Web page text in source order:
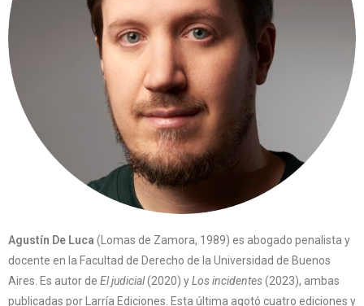
Agustín De Luca (Lomas de Zamora, 1989) es abogado penalista y
docente en la Facultad de Derecho de la Universidad de Buenos
Aires. Es autor de El judicial(2020) yLos incidentes(2023), ambas
publicadas por Larría Ediciones. Esta última agotó cuatro ediciones y